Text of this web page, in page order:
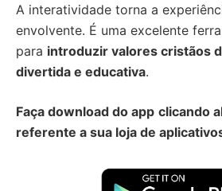
A interatividade torna a
envolvente. É uma excelente
para introduzir valores cristãos
divertida e educativa.
Faça download do app clicando
referente a sua loja de